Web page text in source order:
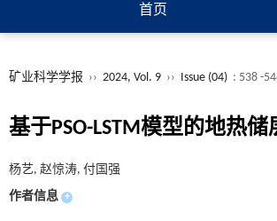
首页
矿业科学学报 ›› 2024, Vol. 9 ›› Issue (04) : 538 -
基于PSO-LSTM模型的地热
杨艺, 赵惊涛, 付国强
作者信息 +